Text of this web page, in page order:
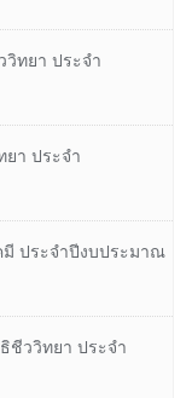
วิทยา ประจํา
ยา ประจํา
มี ประจําปีงบประมาณ
ชีววิทยา ประจํา